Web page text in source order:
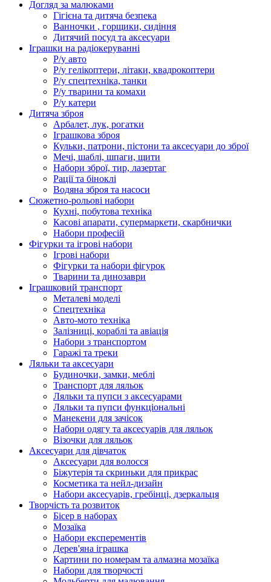
Догляд за малюками
Гігієна та дитяча безпека
Ванночки , горщики, сидіння
Дитячий посуд та аксесуари
Іграшки на радіокеруванні
Р/у авто
Р/у гелікоптери, літаки, квадрокоптери
Р/у спецтехніка, танки
Р/у тварини та комахи
Р/у катери
Дитяча зброя
Арбалет, лук, рогатки
Іграшкова зброя
Кульки, патрони, пістони та аксесуари до зброї
Мечі, шаблі, шпаги, щити
Набори зброї, тир, лазертаг
Рації та біноклі
Водяна зброя та насоси
Сюжетно-рольові набори
Кухні, побутова техніка
Касові апарати, супермаркети, скарбнички
Набори професій
Фігурки та ігрові набори
Ігрові набори
Фігурки та набори фігурок
Тварини та динозаври
Іграшковий транспорт
Металеві моделі
Спецтехніка
Авто-мото техніка
Залізниці, кораблі та авіація
Набори з транспортом
Гаражі та треки
Ляльки та аксесуари
Будиночки, замки, меблі
Транспорт для ляльок
Ляльки та пупси з аксесуарами
Ляльки та пупси функціональні
Манекени для зачісок
Набори одягу та аксесуарів для ляльок
Візочки для ляльок
Аксесуари для дівчаток
Аксесуари для волосся
Біжутерія та скриньки для прикрас
Косметика та нейл-дизайн
Набори аксесуарів, гребінці, дзеркальця
Творчість та розвиток
Бісер в наборах
Мозаїка
Набори експерементів
Дерев'яна іграшка
Картини по номерам та алмазна мозаїка
Набори для творчості